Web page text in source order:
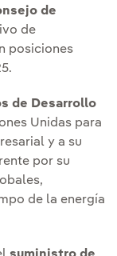
de
de
posiciones
de Desarrollo
Unidas para
y a su
por su
de la energía